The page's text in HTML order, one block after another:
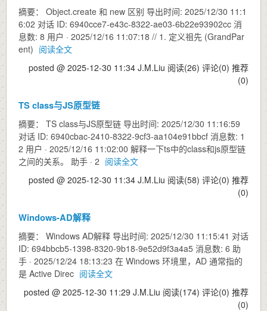
摘要： Object.create 和 new 区别 导出时间: 2025/12/30 11:1
6:02 对话 ID: 6940cce7-e43c-8322-ae03-6b22e93902cc 消
息数: 8 用户 · 2025/12/16 11:07:18 // 1. 定义祖先 (GrandPar
ent) 阅读全文
posted @ 2025-12-30 11:34 J.M.Liu 阅读(26) 评论(0) 推荐
(0)
TS class与JS原型链
摘要： TS class与JS原型链 导出时间: 2025/12/30 11:16:59
对话 ID: 6940cbac-2410-8322-9cf3-aa104e91bbcf 消息数: 1
2 用户 · 2025/12/16 11:02:00 解释一下ts中的class和js原型链
之间的关系。 助手 · 2 阅读全文
posted @ 2025-12-30 11:34 J.M.Liu 阅读(58) 评论(0) 推荐
(0)
Windows-AD解释
摘要： Windows AD解释 导出时间: 2025/12/30 11:15:41 对话
ID: 694bbcb5-1398-8320-9b18-9e52d9f3a4a5 消息数: 6 助
手 · 2025/12/24 18:13:23 在 Windows 环境里，AD 通常指的
是 Active Direc 阅读全文
posted @ 2025-12-30 11:29 J.M.Liu 阅读(174) 评论(0) 推荐
(0)